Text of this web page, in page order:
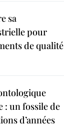
sa
pour
de qualité
: un fossile de
d’années